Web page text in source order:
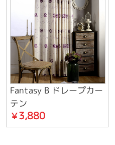
Fantasy B ドレープカー
テン
￥3,880